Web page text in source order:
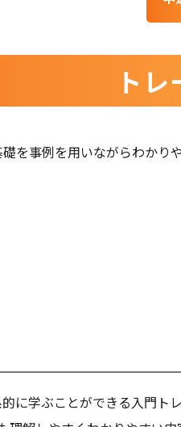
ト
を事例を⽤いながらわかり
に学ぶことができる入門トレ